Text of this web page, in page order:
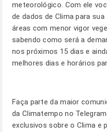
meteorológico. Com ele
de dados de Clima para
áreas com menor vigor
sabendo como será a
nos próximos 15 dias e
melhores dias e horários
Faça parte da maior
da Climatempo no
exclusivos sobre o Clima e